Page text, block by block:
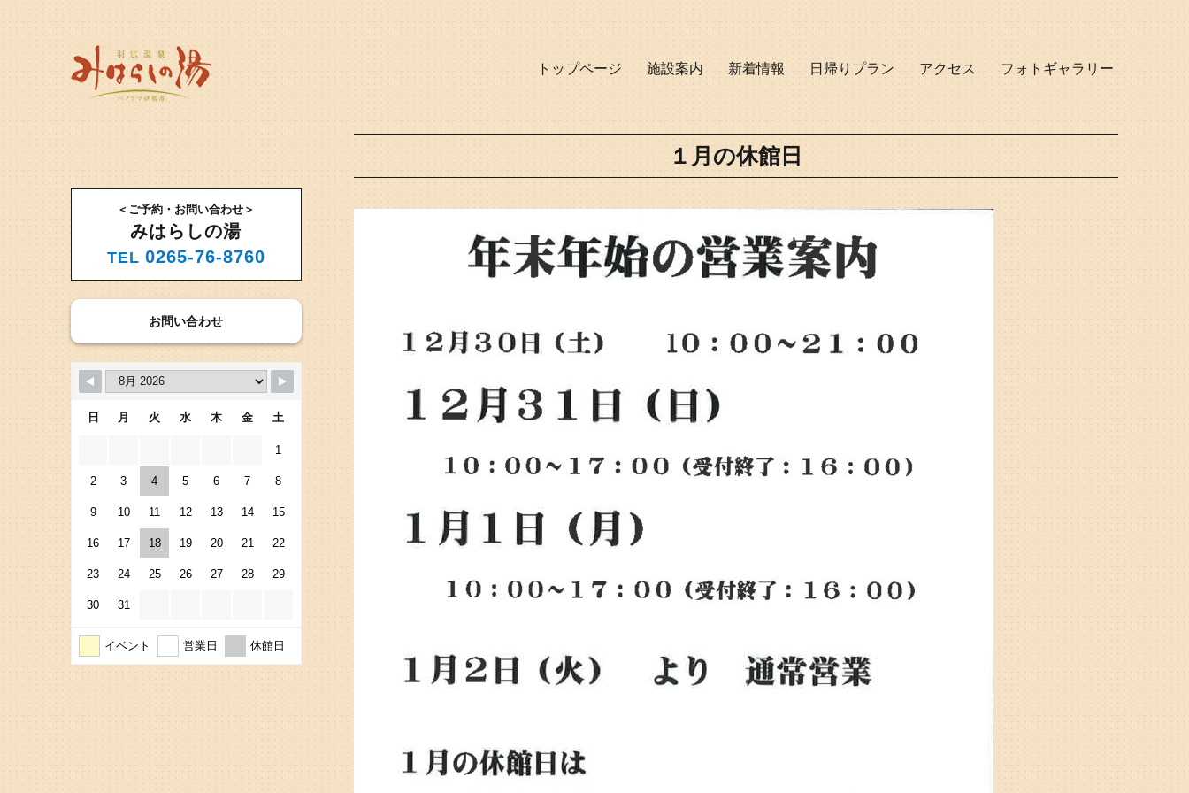
トップページ 施設案内 新着情報 日帰りプラン アクセス フォトギャラリー
１月の休館日
＜ご予約・お問い合わせ＞
みはらしの湯
TEL 0265-76-8760
お問い合わせ
日 月 火 水 木 金 土
1
2 3 4 5 6 7 8
9 10 11 12 13 14 15
16 17 18 19 20 21 22
23 24 25 26 27 28 29
30 31
イベント 営業日 休館日